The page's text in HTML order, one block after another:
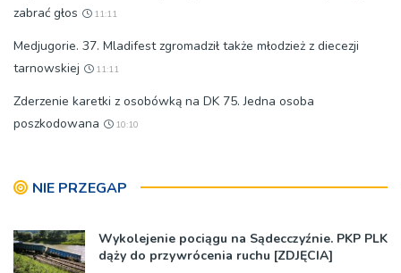
zabrać głos
11:11
Medjugorie. 37. Mladifest zgromadził także młodzież z diecezji
tarnowskiej
11:11
Zderzenie karetki z osobówką na DK 75. Jedna osoba
poszkodowana
10:10
NIE PRZEGAP
Wykolejenie pociągu na Sądecczyźnie. PKP PLK
dąży do przywrócenia ruchu [ZDJĘCIA]